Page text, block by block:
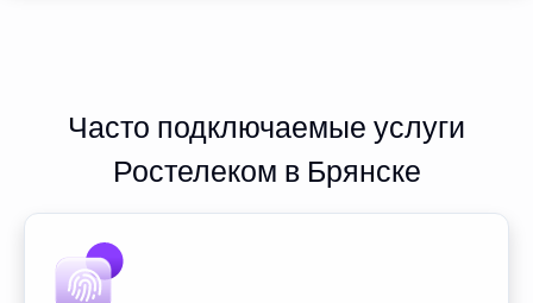
Часто подключаемые услуги
Ростелеком в Брянске